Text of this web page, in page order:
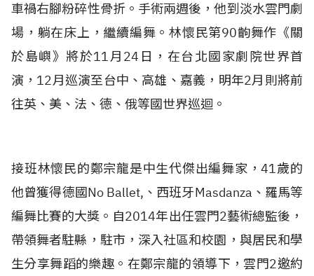
車禍右腳粉碎性骨折。手術兩週後，他到淡水雲門劇
場，躺在床上，繼續編舞。林懷民第90齣舞作《關
於島嶼》將於11月24日，在台北國家劇院世界首
演，12月巡演至台中、高雄、嘉義，明年2月則將前
往英、美、法、德、俄等國世界巡迴。
接班林懷民的鄭宗龍是中生代傑出編舞家，41歲的
他曾獲得德國No Ballet,、西班牙Masdanza、羅馬等
編舞比賽的大獎。自2014年出任雲門2藝術總監後，
帶領舞者駐縣，駐市，深入社區和校園，與居民和學
生分享舞蹈的樂趣。在鄭宗龍的領導下，雲門2邀約